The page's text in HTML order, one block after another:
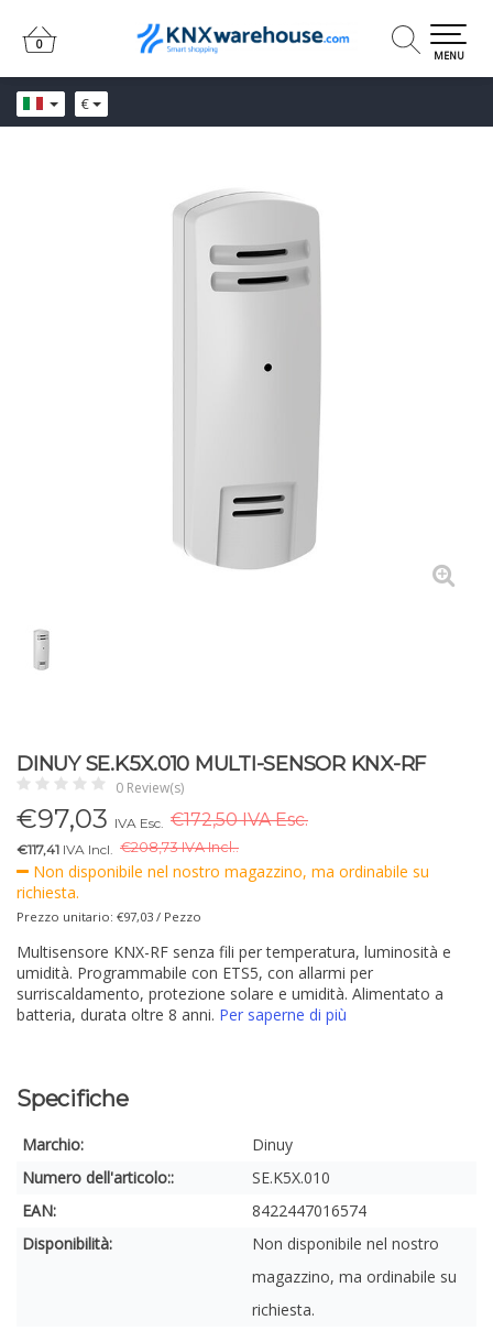
€
0
0
MENU
DINUY SE.K5X.010 MULTI-SENSOR KNX-RF
0 Review(s)
€97,03 IVA Esc. €172,50 IVA Esc.
€117,41 IVA Incl. €208,73 IVA Incl..
Non disponibile nel nostro magazzino, ma ordinabile su
richiesta.
Prezzo unitario: €97,03 / Pezzo
Multisensore KNX-RF senza fili per temperatura, luminosità e
umidità. Programmabile con ETS5, con allarmi per
surriscaldamento, protezione solare e umidità. Alimentato a
batteria, durata oltre 8 anni. Per saperne di più
Specifiche
Marchio:
Dinuy
Numero dell'articolo::
SE.K5X.010
EAN:
8422447016574
Disponibilità:
Non disponibile nel nostro
magazzino, ma ordinabile su
richiesta.